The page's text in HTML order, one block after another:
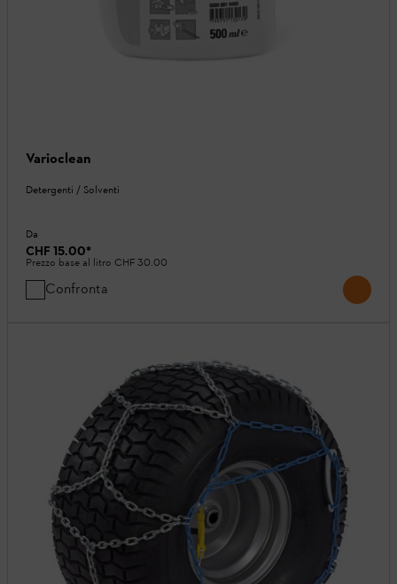
Varioclean
Detergenti / Solventi
Da
CHF 15.00*
Prezzo base al litro CHF 30.00
Confronta